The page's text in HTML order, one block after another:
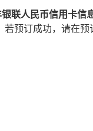
联人民币信用卡信
预订成功，请在